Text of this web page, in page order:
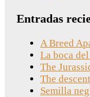
Entradas
A Breed
La boca
The
The descent
Semilla